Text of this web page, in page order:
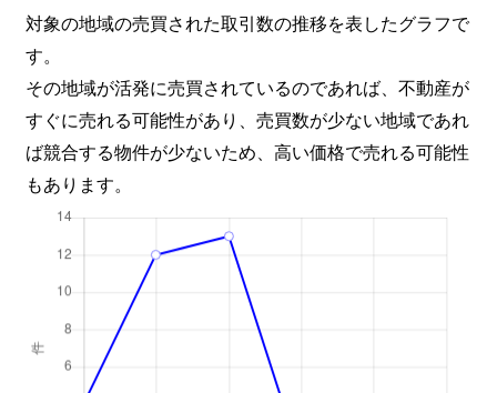
対象の地域の売買された取引数の推移を表したグラフで
す。
その地域が活発に売買されているのであれば、不動産が
すぐに売れる可能性があり、売買数が少ない地域であれ
ば競合する物件が少ないため、高い価格で売れる可能性
もあります。